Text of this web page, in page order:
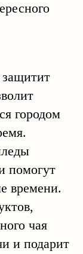
защитит
городом
помогут
времени.
чая
и подарит